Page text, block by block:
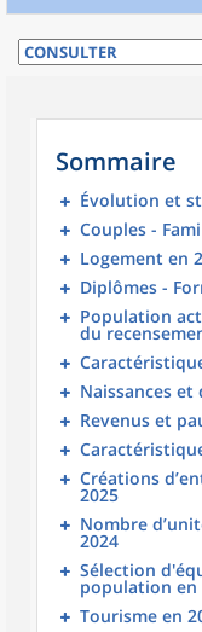
Sommaire
Évolution et
Couples -
Logement en
Diplômes -
Population
du
Naissances et
Revenus et
Créations
2025
Nombre
2024
Sélection
population en
Tourisme en